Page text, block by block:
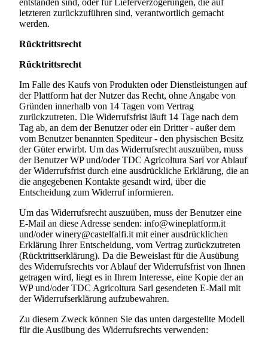
entstanden sind, oder für Lieferverzögerungen, die auf
letzteren zurückzuführen sind, verantwortlich gemacht
werden.
Rücktrittsrecht
Rücktrittsrecht
Im Falle des Kaufs von Produkten oder Dienstleistungen auf
der Plattform hat der Nutzer das Recht, ohne Angabe von
Gründen innerhalb von 14 Tagen vom Vertrag
zurückzutreten. Die Widerrufsfrist läuft 14 Tage nach dem
Tag ab, an dem der Benutzer oder ein Dritter - außer dem
vom Benutzer benannten Spediteur - den physischen Besitz
der Güter erwirbt. Um das Widerrufsrecht auszuüben, muss
der Benutzer WP und/oderTDC Agricoltura Sarl vor Ablauf
der Widerrufsfrist durch eine ausdrückliche Erklärung, die an
die angegebenen Kontakte gesandt wird, über die
Entscheidung zum Widerruf informieren.
Um das Widerrufsrecht auszuüben, muss der Benutzer eine
E-Mail an diese Adresse senden: info@wineplatform.it
und/oderwinery@castelfalfi.it mit einer ausdrücklichen
Erklärung Ihrer Entscheidung, vom Vertrag zurückzutreten
(Rücktrittserklärung). Da die Beweislast für die Ausübung
des Widerrufsrechts vor Ablauf der Widerrufsfrist von Ihnen
getragen wird, liegt es in Ihrem Interesse, eine Kopie der an
WP und/oderTDC Agricoltura Sarl gesendeten E-Mail mit
der Widerrufserklärung aufzubewahren.
Zu diesem Zweck können Sie das unten dargestellte Modell
für die Ausübung des Widerrufsrechts verwenden: